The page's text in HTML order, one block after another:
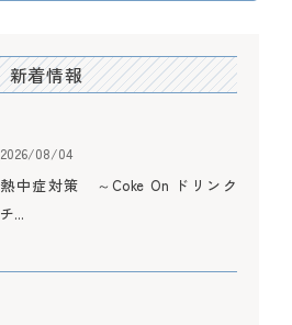
新着情報
2026/08/04
熱中症対策 ～Coke On ドリンク
チ...